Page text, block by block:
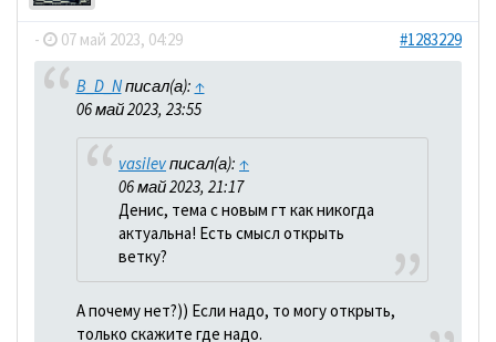
- 07 май 2023, 04:29 #1283229
B_D_Nписал(а): ↑
06 май 2023, 23:55
vasilevписал(а): ↑
06 май 2023, 21:17
Денис, тема с новым гт как никогда
актуальна! Есть смысл открыть
ветку?
А почему нет?)) Если надо, то могу открыть,
только скажите где надо.